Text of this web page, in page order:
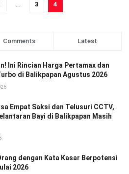
… 3 4
Comments Latest
Ini Rincian Harga Pertamax dan
di Balikpapan Agustus 2026
Empat Saksi dan Telusuri CCTV,
Bayi di Balikpapan Masih
dengan Kata Kasar Berpotensi
2026